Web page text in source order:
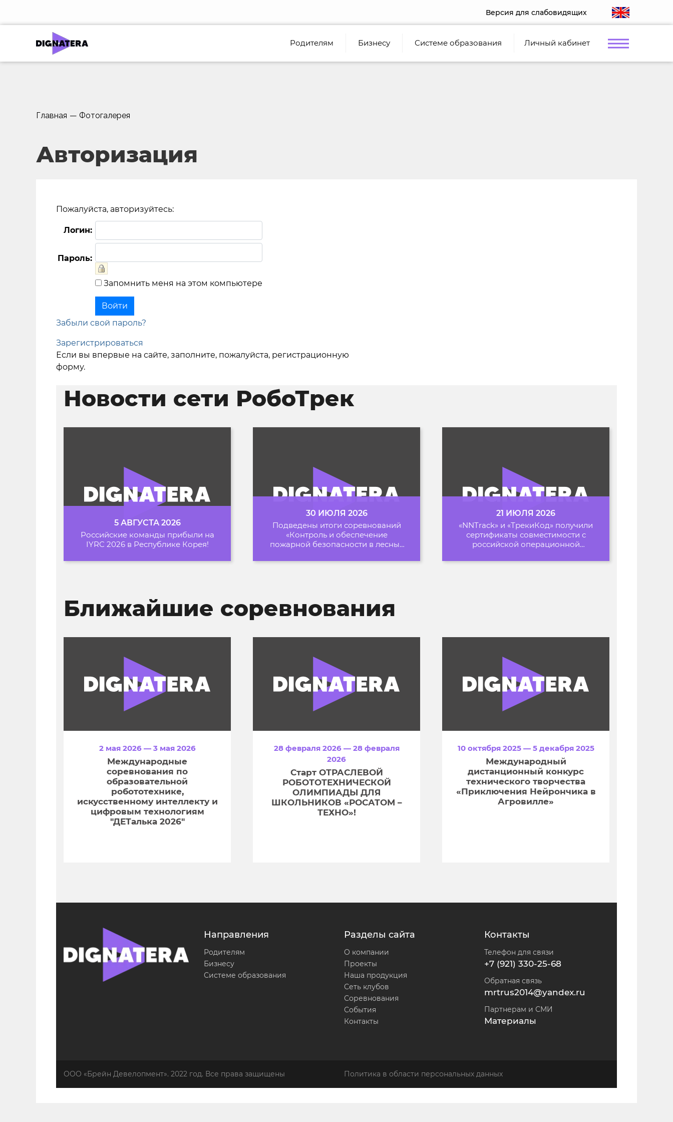
Версия для слабовидящих
Родителям Бизнесу Системе образования Личный кабинет
Главная — Фотогалерея
Авторизация
Пожалуйста, авторизуйтесь:
Логин:
Пароль:
Запомнить меня на этом компьютере
Забыли свой пароль?
Зарегистрироваться
Если вы впервые на сайте, заполните, пожалуйста, регистрационную
форму.
Новости сети РобоТрек
5 АВГУСТА 2026
Российские команды прибыли на
IYRC 2026 в Республике Корея!
30 ИЮЛЯ 2026
Подведены итоги соревнований
«Контроль и обеспечение
пожарной безопасности в лесных
21 ИЮЛЯ 2026
«NNTrack» и «ТрекиКод» получили
сертификаты совместимости с
российской операционной
Ближайшие соревнования
2 мая 2026 — 3 мая 2026
Международные
соревнования по
образовательной
робототехнике,
искусственному интеллекту и
цифровым технологиям
"ДЕТалька 2026"
28 февраля 2026 — 28 февраля
2026
Старт ОТРАСЛЕВОЙ
РОБОТОТЕХНИЧЕСКОЙ
ОЛИМПИАДЫ ДЛЯ
ШКОЛЬНИКОВ «РОСАТОМ –
ТЕХНО»!
10 октября 2025 — 5 декабря 2025
Международный
дистанционный конкурс
технического творчества
«Приключения Нейрончика в
Агровилле»
Направления
Родителям
Бизнесу
Системе образования
Разделы сайта
О компании
Проекты
Наша продукция
Сеть клубов
Соревнования
События
Контакты
Контакты
Телефон для связи
+7 (921) 330-25-68
Обратная связь
mrtrus2014@yandex.ru
Партнерам и СМИ
Материалы
ООО «Брейн Девелопмент». 2022 год. Все права защищены Политика в области персональных данных